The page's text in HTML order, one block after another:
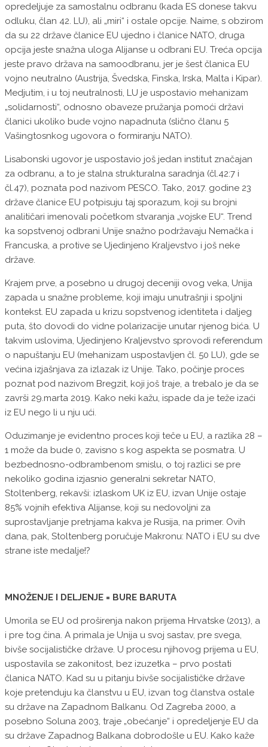
opredeljuje za samostalnu odbranu (kada ES donese takvu
odluku, član 42. LU), ali „miri“ i ostale opcije. Naime, s obzirom
da su 22 države članice EU ujedno i članice NATO, druga
opcija jeste snažna uloga Alijanse u odbrani EU. Treća opcija
jeste pravo država na samoodbranu, jer je šest članica EU
vojno neutralno (Austrija, Švedska, Finska, Irska, Malta i Kipar).
Medjutim, i u toj neutralnosti, LU je uspostavio mehanizam
„solidarnosti“, odnosno obaveze pružanja pomoći državi
članici ukoliko bude vojno napadnuta (slično članu 5
Vašingtosnkog ugovora o formiranju NATO).
Lisabonski ugovor je uspostavio još jedan institut značajan
za odbranu, a to je stalna strukturalna saradnja (čl.42:7 i
čl.47), poznata pod nazivom PESCO. Tako, 2017. godine 23
države članice EU potpisuju taj sporazum, koji su brojni
analitičari imenovali početkom stvaranja „vojske EU“. Trend
ka sopstvenoj odbrani Unije snažno podržavaju Nemačka i
Francuska, a protive se Ujedinjeno Kraljevstvo i još neke
države.
Krajem prve, a posebno u drugoj deceniji ovog veka, Unija
zapada u snažne probleme, koji imaju unutrašnji i spoljni
kontekst. EU zapada u krizu sopstvenog identiteta i daljeg
puta, što dovodi do vidne polarizacije unutar njenog bića. U
takvim uslovima, Ujedinjeno Kraljevstvo sprovodi referendum
o napuštanju EU (mehanizam uspostavljen čl. 50 LU), gde se
većina izjašnjava za izlazak iz Unije. Tako, počinje proces
poznat pod nazivom Bregzit, koji još traje, a trebalo je da se
završi 29.marta 2019. Kako neki kažu, ispade da je teže izaći
iz EU nego li u nju ući.
Oduzimanje je evidentno proces koji teče u EU, a razlika 28 –
1 može da bude 0, zavisno s kog aspekta se posmatra. U
bezbednosno-odbrambenom smislu, o toj razlici se pre
nekoliko godina izjasnio generalni sekretar NATO,
Stoltenberg, rekavši: izlaskom UK iz EU, izvan Unije ostaje
85% vojnih efektiva Alijanse, koji su nedovoljni za
suprostavljanje pretnjama kakva je Rusija, na primer. Ovih
dana, pak, Stoltenberg poručuje Makronu: NATO i EU su dve
strane iste medalje!?
MNOŽENJE I DELJENJE = BURE BARUTA
Umorila se EU od proširenja nakon prijema Hrvatske (2013), a
i pre tog čina. A primala je Unija u svoj sastav, pre svega,
bivše socijalističke države. U procesu njihovog prijema u EU,
uspostavila se zakonitost, bez izuzetka – prvo postati
članica NATO. Kad su u pitanju bivše socijalističke države
koje pretenduju ka članstvu u EU, izvan tog članstva ostale
su države na Zapadnom Balkanu. Od Zagreba 2000, a
posebno Soluna 2003, traje „obećanje“ i opredeljenje EU da
su države Zapadnog Balkana dobrodošle u EU. Kako kaže